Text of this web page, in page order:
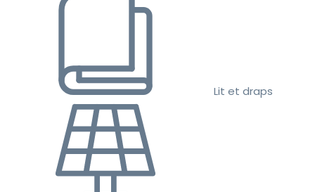
Lit et draps